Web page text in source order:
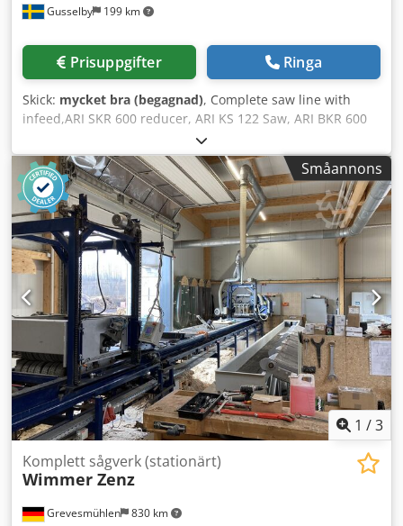
Gusselby 199 km
Prisuppgifter Ringa
Skick: mycket bra (begagnad), Complete saw line with
infeed,ARI SKR 600 reducer, ARI KS 122 Saw, ARI BKR 600
2:nd reduser, ARI DS 70 multi rip and ARI KT 52 eding line
with full scanner Full bottom floor for waste handling
Dedpfx Aqjikvl Reqekr All electrical cabinets and hydraulics
Småannons
1 /3
Grevesmühlen 830 km
Komplett sågverk (stationärt)
Wimmer Zenz